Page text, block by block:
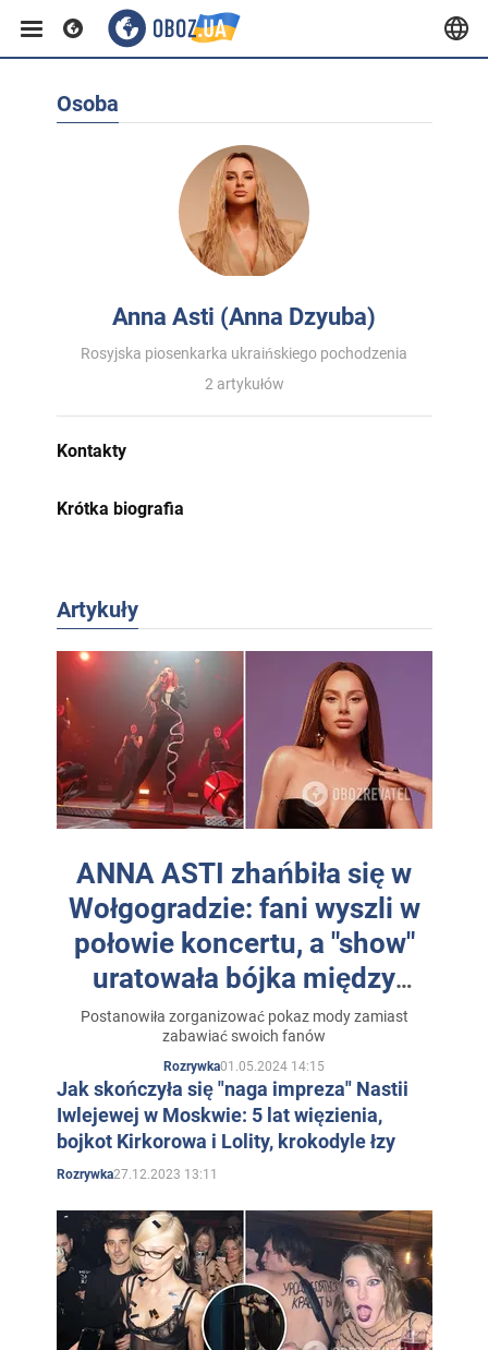
Osoba
Anna Asti (Anna Dzyuba)
Rosyjska piosenkarka ukraińskiego pochodzenia
2 artykułów
Kontakty
Krótka biografia
Artykuły
ANNA ASTI zhańbiła się w
Wołgogradzie: fani wyszli w
połowie koncertu, a "show"
uratowała bójka między
kobietami
Postanowiła zorganizować pokaz mody zamiast
zabawiać swoich fanów
Rozrywka01.05.2024 14:15
Jak skończyła się "naga impreza" Nastii
Iwlejewej w Moskwie: 5 lat więzienia,
bojkot Kirkorowa i Lolity, krokodyle łzy
Rozrywka27.12.2023 13:11